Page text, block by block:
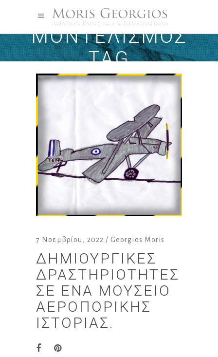
ΜΟΝΤΕΛΙΣΜΌΣ
TAG
7 Νοεμβρίου, 2022 Georgios Moris
ΔΗΜΙΟΥΡΓΙΚΈΣ
ΔΡΑΣΤΗΡΙΌΤΗΤΕΣ
ΣΕ ΈΝΑ ΜΟΥΣΕΊΟ
ΑΕΡΟΠΟΡΙΚΉΣ
ΙΣΤΟΡΊΑΣ.